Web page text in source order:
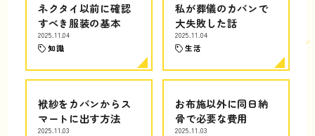
ネクタイ以前に確認
すべき服装の基本
2025.11.04
知識
私が葬儀のカバンで
大失敗した話
2025.11.04
生活
袱紗をカバンからス
マートに出す方法
2025.11.03
お布施以外に同日納
骨で必要な費用
2025.11.03